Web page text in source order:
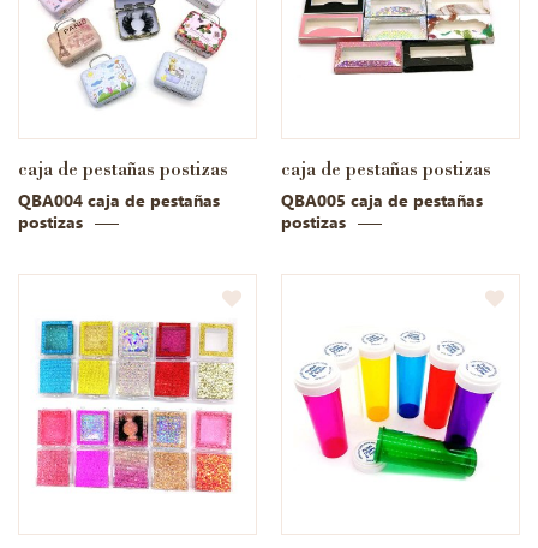
caja de pestañas postizas
QBA004 caja de pestañas
postizas
caja de pestañas postizas
QBA005 caja de pestañas
postizas